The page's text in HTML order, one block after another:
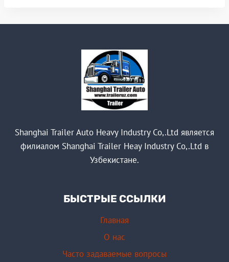
Shanghai Trailer Auto Heavy Industry Co,.Ltd является
филиалом Shanghai Trailer Heay Industry Co,.Ltd в
Узбекистане.
БЫСТРЫЕ ССЫЛКИ
Главная
О нас
Часто задаваемые вопросы